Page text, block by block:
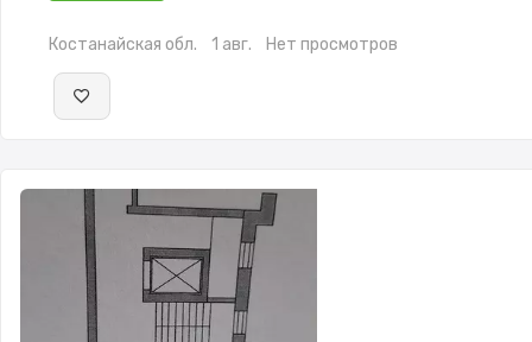
Костанайская обл. 1 авг. Нет просмотров